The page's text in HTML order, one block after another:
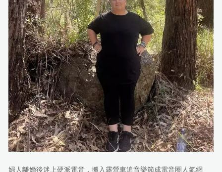
婦人離婚後迷上硬派電音，搬入露營車追音樂節成電音圈人氣網